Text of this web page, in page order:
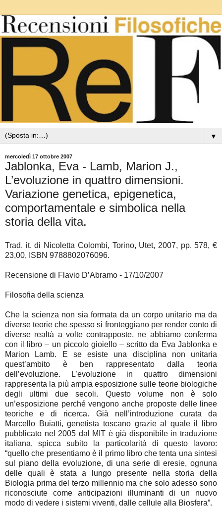
▼
mercoledì 17 ottobre 2007
Jablonka, Eva - Lamb, Marion J.,
L’evoluzione in quattro dimensioni.
Variazione genetica, epigenetica,
comportamentale e simbolica nella
storia della vita.
Trad. it. di Nicoletta Colombi, Torino, Utet, 2007, pp. 578, €
23,00, ISBN 9788802076096.
Recensione di Flavio D’Abramo - 17/10/2007
Filosofia della scienza
Che la scienza non sia formata da un corpo unitario ma da
diverse teorie che spesso si fronteggiano per render conto di
diverse realtà a volte contrapposte, ne abbiamo conferma
con il libro – un piccolo gioiello – scritto da Eva Jablonka e
Marion Lamb. E se esiste una disciplina non unitaria
quest’ambito è ben rappresentato dalla teoria
dell’evoluzione. L’evoluzione in quattro dimensioni
rappresenta la più ampia esposizione sulle teorie biologiche
degli ultimi due secoli. Questo volume non è solo
un’esposizione perché vengono anche proposte delle linee
teoriche e di ricerca. Già nell’introduzione curata da
Marcello Buiatti, genetista toscano grazie al quale il libro
pubblicato nel 2005 dal MIT è già disponibile in traduzione
italiana, spicca subito la particolarità di questo lavoro:
“quello che presentiamo è il primo libro che tenta una sintesi
sul piano della evoluzione, di una serie di eresie, ognuna
delle quali è stata a lungo presente nella storia della
Biologia prima del terzo millennio ma che solo adesso sono
riconosciute come anticipazioni illuminanti di un nuovo
modo di vedere i sistemi viventi, dalle cellule alla Biosfera”.